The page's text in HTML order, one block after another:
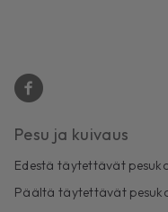
Pesu ja kuivaus
Edestä täytettävät
Päältä täytettävät